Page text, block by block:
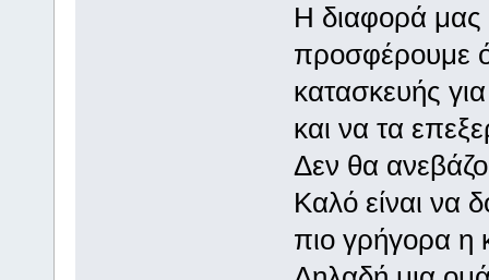
Η διαφορά μας
προσφέρουμε
κατασκευής
και να τα
Δεν θα
Καλό είναι να
πιο γρήγορα η